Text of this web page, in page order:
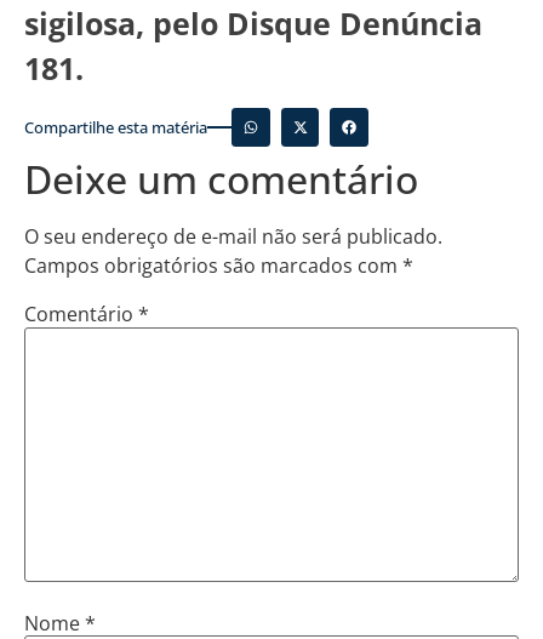
sigilosa, pelo Disque Denúncia
181.
Compartilhe esta matéria
Deixe um comentário
O seu endereço de e-mail não será publicado.
Campos obrigatórios são marcados com *
Comentário *
Nome*